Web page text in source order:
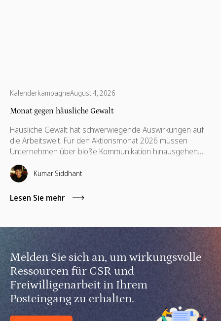
KalenderkampagneAugust 4, 2026
Monat gegen häusliche Gewalt
Häusliche Gewalt hat schwerwiegende Auswirkungen auf
die Arbeitswelt. Für den Aktionsmonat 2026 müssen
Unternehmen über bloße Kommunikation hinausgehen
und unterstützende Richtlinien, finanzielle Hilfsangebote,
Schulungen für Führungskräfte sowie kompetenzbasiertes
Ehrenamt implementieren.
Kumar Siddhant
Lesen Sie mehr
Melden Sie sich an, um wirkungsvolle
Ressourcen für CSR und
Freiwilligenarbeit in Ihrem
Posteingang zu erhalten.